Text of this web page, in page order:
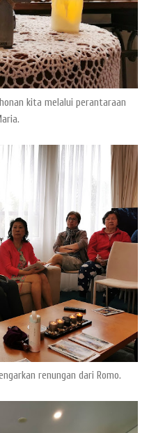
kita melalui perantaraan
renungan dari Romo.